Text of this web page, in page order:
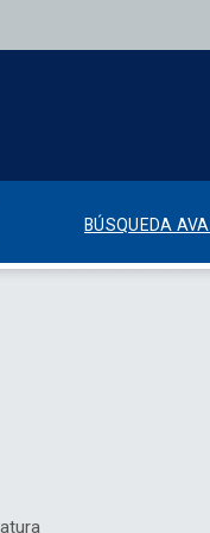
BÚSQUEDA